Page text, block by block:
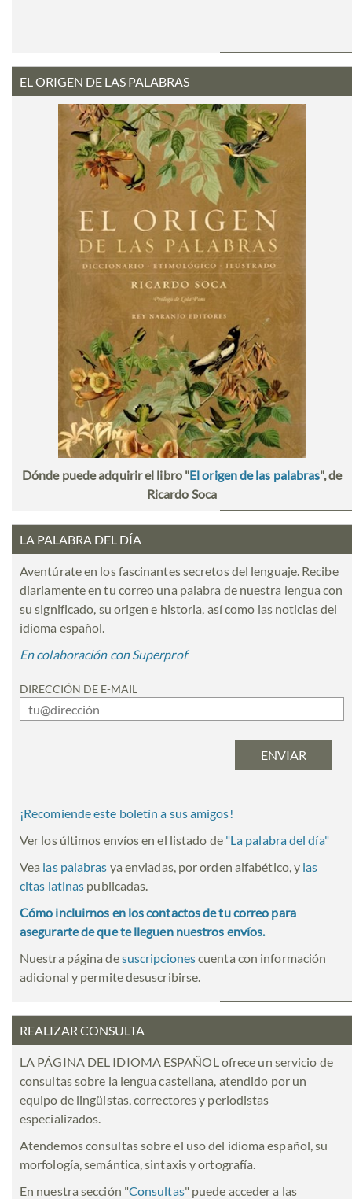
EL ORIGEN DE LAS PALABRAS
Dónde puede adquirir el libro "El origen de las palabras", de
Ricardo Soca
LA PALABRA DEL DÍA
Aventúrate en los fascinantes secretos del lenguaje. Recibe
diariamente en tu correo una palabra de nuestra lengua con
su significado, su origen e historia, así como las noticias del
idioma español.
En colaboración con Superprof
DIRECCIÓN DE E-MAIL
¡Recomiende este boletín a sus amigos!
Ver los últimos envíos en el listado de "La palabra del día"
Vea las palabras ya enviadas, por orden alfabético, y las
citas latinas publicadas.
Cómo incluirnos en los contactos de tu correo para
asegurarte de que te lleguen nuestros envíos.
Nuestra página desuscripcionescuenta con información
adicional y permite desuscribirse.
REALIZAR CONSULTA
LA PÁGINA DEL IDIOMA ESPAÑOL ofrece un servicio de
consultas sobre la lengua castellana, atendido por un
equipo de lingüistas, correctores y periodistas
especializados.
Atendemos consultas sobre el uso del idioma español, su
morfología, semántica, sintaxis y ortografía.
En nuestra sección "Consultas" puede acceder a las